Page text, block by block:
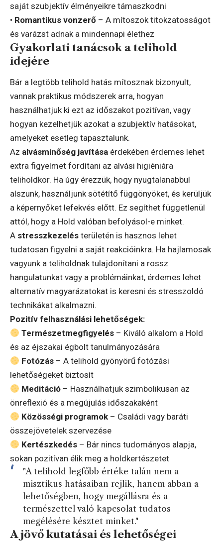
saját szubjektív élményeikre támaszkodni
• Romantikus vonzerő – A mítoszok titokzatosságot
és varázst adnak a mindennapi élethez
Gyakorlati tanácsok a telihold
idejére
Bár a legtöbb telihold hatás mítosznak bizonyult,
vannak praktikus módszerek arra, hogyan
használhatjuk ki ezt az időszakot pozitívan, vagy
hogyan kezelhetjük azokat a szubjektív hatásokat,
amelyeket esetleg tapasztalunk.
Az alvásminőség javítása érdekében érdemes lehet
extra figyelmet fordítani az alvási higiéniára
teliholdkor. Ha úgy érezzük, hogy nyugtalanabbul
alszunk, használjunk sötétítő függönyöket, és kerüljük
a képernyőket lefekvés előtt. Ez segíthet függetlenül
attól, hogy a Hold valóban befolyásol-e minket.
A stresszkezelés területén is hasznos lehet
tudatosan figyelni a saját reakcióinkra. Ha hajlamosak
vagyunk a teliholdnak tulajdonítani a rossz
hangulatunkat vagy a problémáinkat, érdemes lehet
alternatív magyarázatokat is keresni és stresszoldó
technikákat alkalmazni.
Pozitív felhasználási lehetőségek:
Természetmegfigyelés – Kiváló alkalom a Hold
és az éjszakai égbolt tanulmányozására
Fotózás – A telihold gyönyörű fotózási
lehetőségeket biztosít
Meditáció – Használhatjuk szimbolikusan az
önreflexió és a megújulás időszakaként
Közösségi programok – Családi vagy baráti
összejövetelek szervezése
Kertészkedés – Bár nincs tudományos alapja,
sokan pozitívan élik meg a holdkertészetet
"A telihold legfőbb értéke talán nem a
misztikus hatásaiban rejlik, hanem abban a
lehetőségben, hogy megállásra és a
természettel való kapcsolat tudatos
megélésére késztet minket."
A jövő kutatásai és lehetőségei